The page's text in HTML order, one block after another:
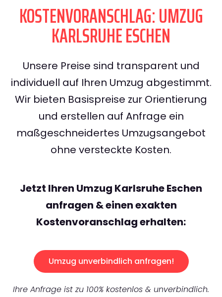
KOSTENVORANSCHLAG: UMZUG
KARLSRUHE ESCHEN
Unsere Preise sind transparent und
individuell auf Ihren Umzug abgestimmt.
Wir bieten Basispreise zur Orientierung
und erstellen auf Anfrage ein
maßgeschneidertes Umzugsangebot
ohne versteckte Kosten.
Jetzt Ihren Umzug Karlsruhe Eschen
anfragen & einen exakten
Kostenvoranschlag erhalten:
Umzug unverbindlich anfragen!
Ihre Anfrage ist zu 100% kostenlos & unverbindlich.